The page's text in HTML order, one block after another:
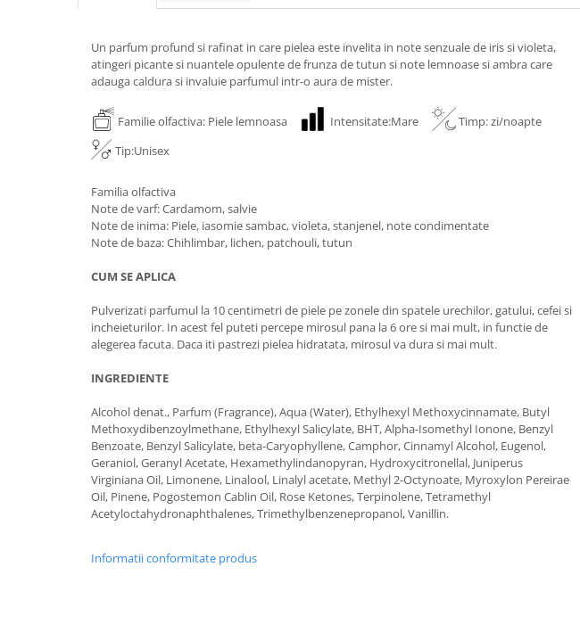
Un parfum profund si rafinat in care pielea este invelita in note senzuale de iris si violeta,
atingeri picante si nuantele opulente de frunza de tutun si note lemnoase si ambra care
adauga caldura si invaluie parfumul intr-o aura de mister.
Familie olfactiva: Piele lemnoasa Intensitate:Mare
Timp: zi/noapte
Tip:Unisex
Familia olfactiva
Note de varf: Cardamom, salvie
Note de inima: Piele, iasomie sambac, violeta, stanjenel, note condimentate
Note de baza: Chihlimbar, lichen, patchouli, tutun
CUM SE APLICA
Pulverizati parfumul la 10 centimetri de piele pe zonele din spatele urechilor, gatului, cefei si
incheieturilor. In acest fel puteti percepe mirosul pana la 6 ore si mai mult, in functie de
alegerea facuta. Daca iti pastrezi pielea hidratata, mirosul va dura si mai mult.
INGREDIENTE
Alcohol denat., Parfum (Fragrance), Aqua (Water), Ethylhexyl Methoxycinnamate, Butyl
Methoxydibenzoylmethane, Ethylhexyl Salicylate, BHT, Alpha-Isomethyl Ionone, Benzyl
Benzoate, Benzyl Salicylate, beta-Caryophyllene, Camphor, Cinnamyl Alcohol, Eugenol,
Geraniol, Geranyl Acetate, Hexamethylindanopyran, Hydroxycitronellal, Juniperus
Virginiana Oil, Limonene, Linalool, Linalyl acetate, Methyl 2-Octynoate, Myroxylon Pereirae
Oil, Pinene, Pogostemon Cablin Oil, Rose Ketones, Terpinolene, Tetramethyl
Acetyloctahydronaphthalenes, Trimethylbenzenepropanol, Vanillin.
Informatii conformitate produs